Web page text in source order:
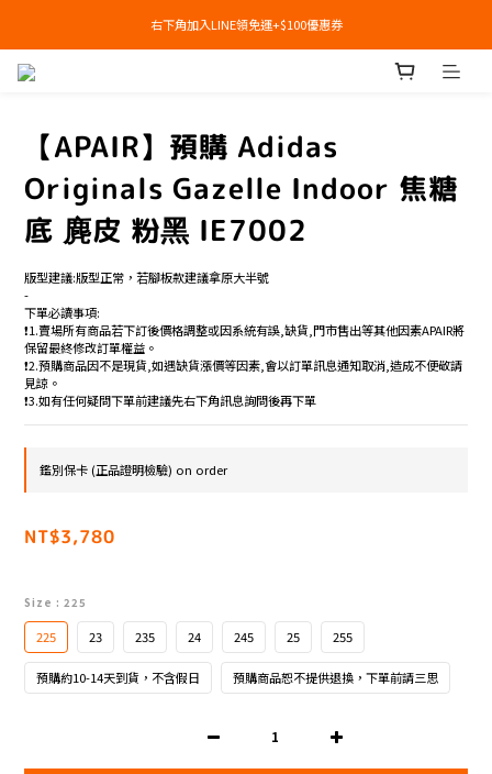
右下角加入LINE領免運+$100優惠券
右下角加入LINE領免運+$100優惠券
即日起，預購商品可提供部分訂金後尾款貨到付款(需協助請洽官line:@apair)
【APAIR】預購 Adidas
Originals Gazelle Indoor 焦糖
底 麂皮 粉黑 IE7002
版型建議:版型正常，若腳板款建議拿原大半號
-
下單必讀事項:
❗️1.賣場所有商品若下訂後價格調整或因系統有誤,缺貨,門市售出等其他因素APAIR將
保留最終修改訂單權益。
❗️2.預購商品因不是現貨,如遇缺貨漲價等因素,會以訂單訊息通知取消,造成不便敬請
見諒。
❗️3.如有任何疑問下單前建議先右下角訊息詢問後再下單
鑑別保卡 (正品證明檢驗) on order
NT$3,780
Size : 225
225 23 235 24 245 25 255
預購約10-14天到貨，不含假日 預購商品恕不提供退換，下單前請三思